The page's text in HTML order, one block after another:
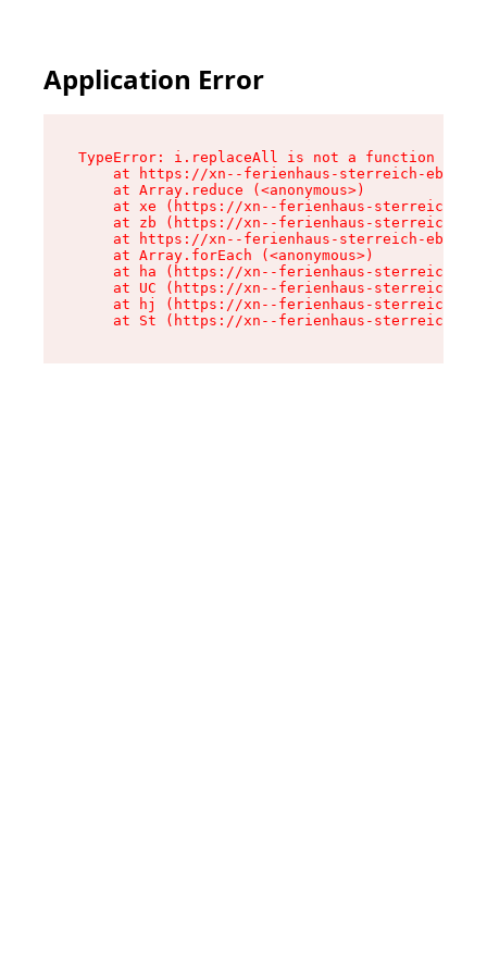
Application Error
TypeError: i.replaceAll is not a function
at https://xn--ferienhaus-sterreich-
    at Array.reduce (<anonymous>)
at xe (https://xn--ferienhaus-sterreich-
at zb (https://xn--ferienhaus-sterreich-
at https://xn--ferienhaus-sterreich-
    at Array.forEach (<anonymous>)
at ha (https://xn--ferienhaus-sterreich-
at UC (https://xn--ferienhaus-sterreich-
at hj (https://xn--ferienhaus-sterreich-
at St (https://xn--ferienhaus-sterreich-